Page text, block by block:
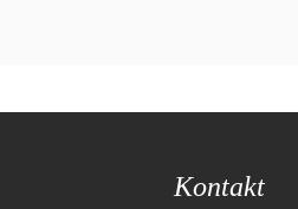
Kontakt